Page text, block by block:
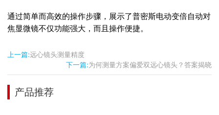
通过简单而高效的操作步骤，展示了普密斯电动变倍自动对
焦显微镜不仅功能强大，而且操作便捷。
上一篇:远心镜头测量精度
下一篇:为何测量方案偏爱双远心镜头？答案揭晓
产品推荐